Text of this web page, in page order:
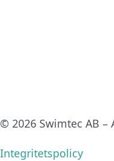
© 2026 Swimtec AB
Integritetspolicy